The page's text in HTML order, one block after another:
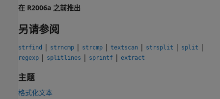
在 R2006a 之前推出
另请参阅
strfind | strncmp | strcmp | textscan | strsplit | split |
regexp | splitlines | sprintf | extract
主题
格式化文本